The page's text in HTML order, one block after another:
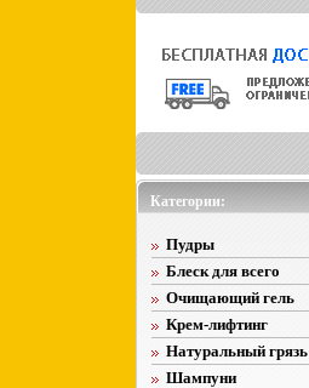
Категории:
Пудры
Блеск для всего
Очищающий гель
Крем-лифтинг
Натуральный грязь
Шампуни